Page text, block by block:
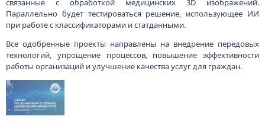
связанные с обработкой медицинских 3D изображений.
Параллельно будет тестироваться решение, использующее ИИ
при работе с классификаторами и статданными.
Все одобренные проекты направлены на внедрение передовых
технологий, упрощение процессов, повышение эффективности
работы организаций и улучшение качества услуг для граждан.
Малюнак